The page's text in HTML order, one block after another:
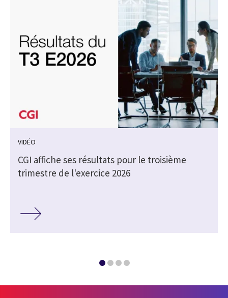
VIDÉO
CGI affiche ses résultats pour le troisième
trimestre de l'exercice 2026